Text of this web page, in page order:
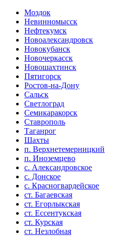
Моздок
Невинномысск
Нефтекумск
Новоалександровск
Новокубанск
Новочеркасск
Новошахтинск
Пятигорск
Ростов-на-Дону
Сальск
Светлоград
Семикаракорск
Ставрополь
Таганрог
Шахты
п. Верхнетемерницкий
п. Иноземцево
с. Александровское
с. Донское
с. Красногвардейское
ст. Багаевская
ст. Егорлыкская
ст. Ессентукская
ст. Курская
ст. Незлобная